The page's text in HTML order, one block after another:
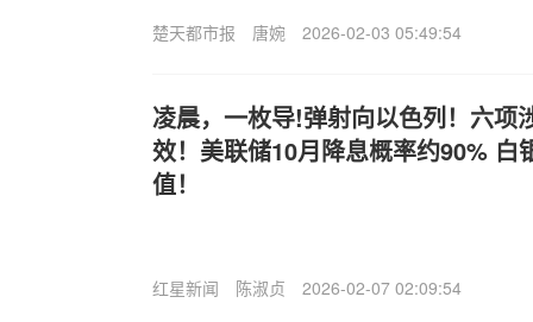
楚天都市报 唐婉 2026-02-03 05:49:54
凌晨，一枚导!弹射向以色列！六项
效！美联储10月降息概率约90% 白
值！
红星新闻 陈淑贞 2026-02-07 02:09:54